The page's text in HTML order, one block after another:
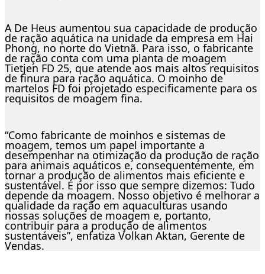
A De Heus aumentou sua capacidade de produção
de ração aquática na unidade da empresa em Hai
Phong, no norte do Vietnã. Para isso, o fabricante
de ração conta com uma planta de moagem
Tietjen FD 25, que atende aos mais altos requisitos
de finura para ração aquática. O moinho de
martelos FD foi projetado especificamente para os
requisitos de moagem fina.
“Como fabricante de moinhos e sistemas de
moagem, temos um papel importante a
desempenhar na otimização da produção de ração
para animais aquáticos e, consequentemente, em
tornar a produção de alimentos mais eficiente e
sustentável. É por isso que sempre dizemos: Tudo
depende da moagem. Nosso objetivo é melhorar a
qualidade da ração em aquaculturas usando
nossas soluções de moagem e, portanto,
contribuir para a produção de alimentos
sustentáveis”, enfatiza Volkan Aktan, Gerente de
Vendas.